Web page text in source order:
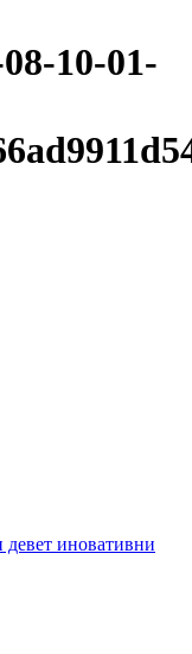
10-01-
девет иновативни